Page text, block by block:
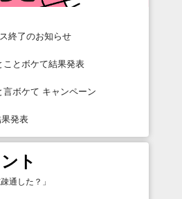
終了のお知らせ
ことボケて結果発表
ボケて キャンペーン
発表
ト
通した？ 」